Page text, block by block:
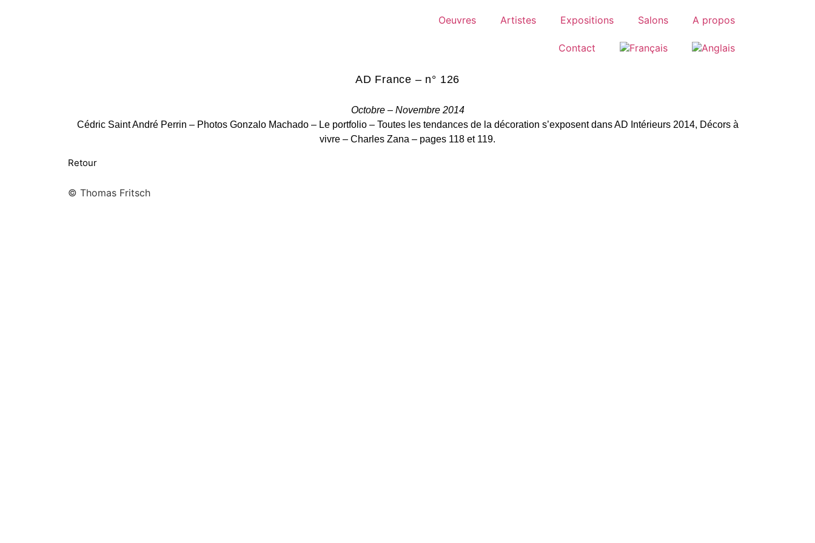
Oeuvres Artistes Expositions Salons A propos
Contact
AD France – n° 126
Octobre – Novembre 2014
Cédric Saint André Perrin – Photos Gonzalo Machado – Le portfolio – Toutes les tendances de la décoration s’exposent dans AD Intérieurs 2014, Décors à
vivre – Charles Zana – pages 118 et 119.
Retour
© Thomas Fritsch